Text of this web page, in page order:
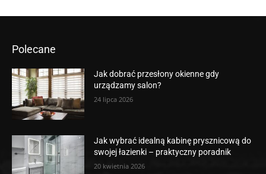
Polecane
Jak dobrać przesłony okienne gdy
urządzamy salon?
24 lipca 2026
Jak wybrać idealną kabinę prysznicową do
swojej łazienki – praktyczny poradnik
20 kwietnia 2026